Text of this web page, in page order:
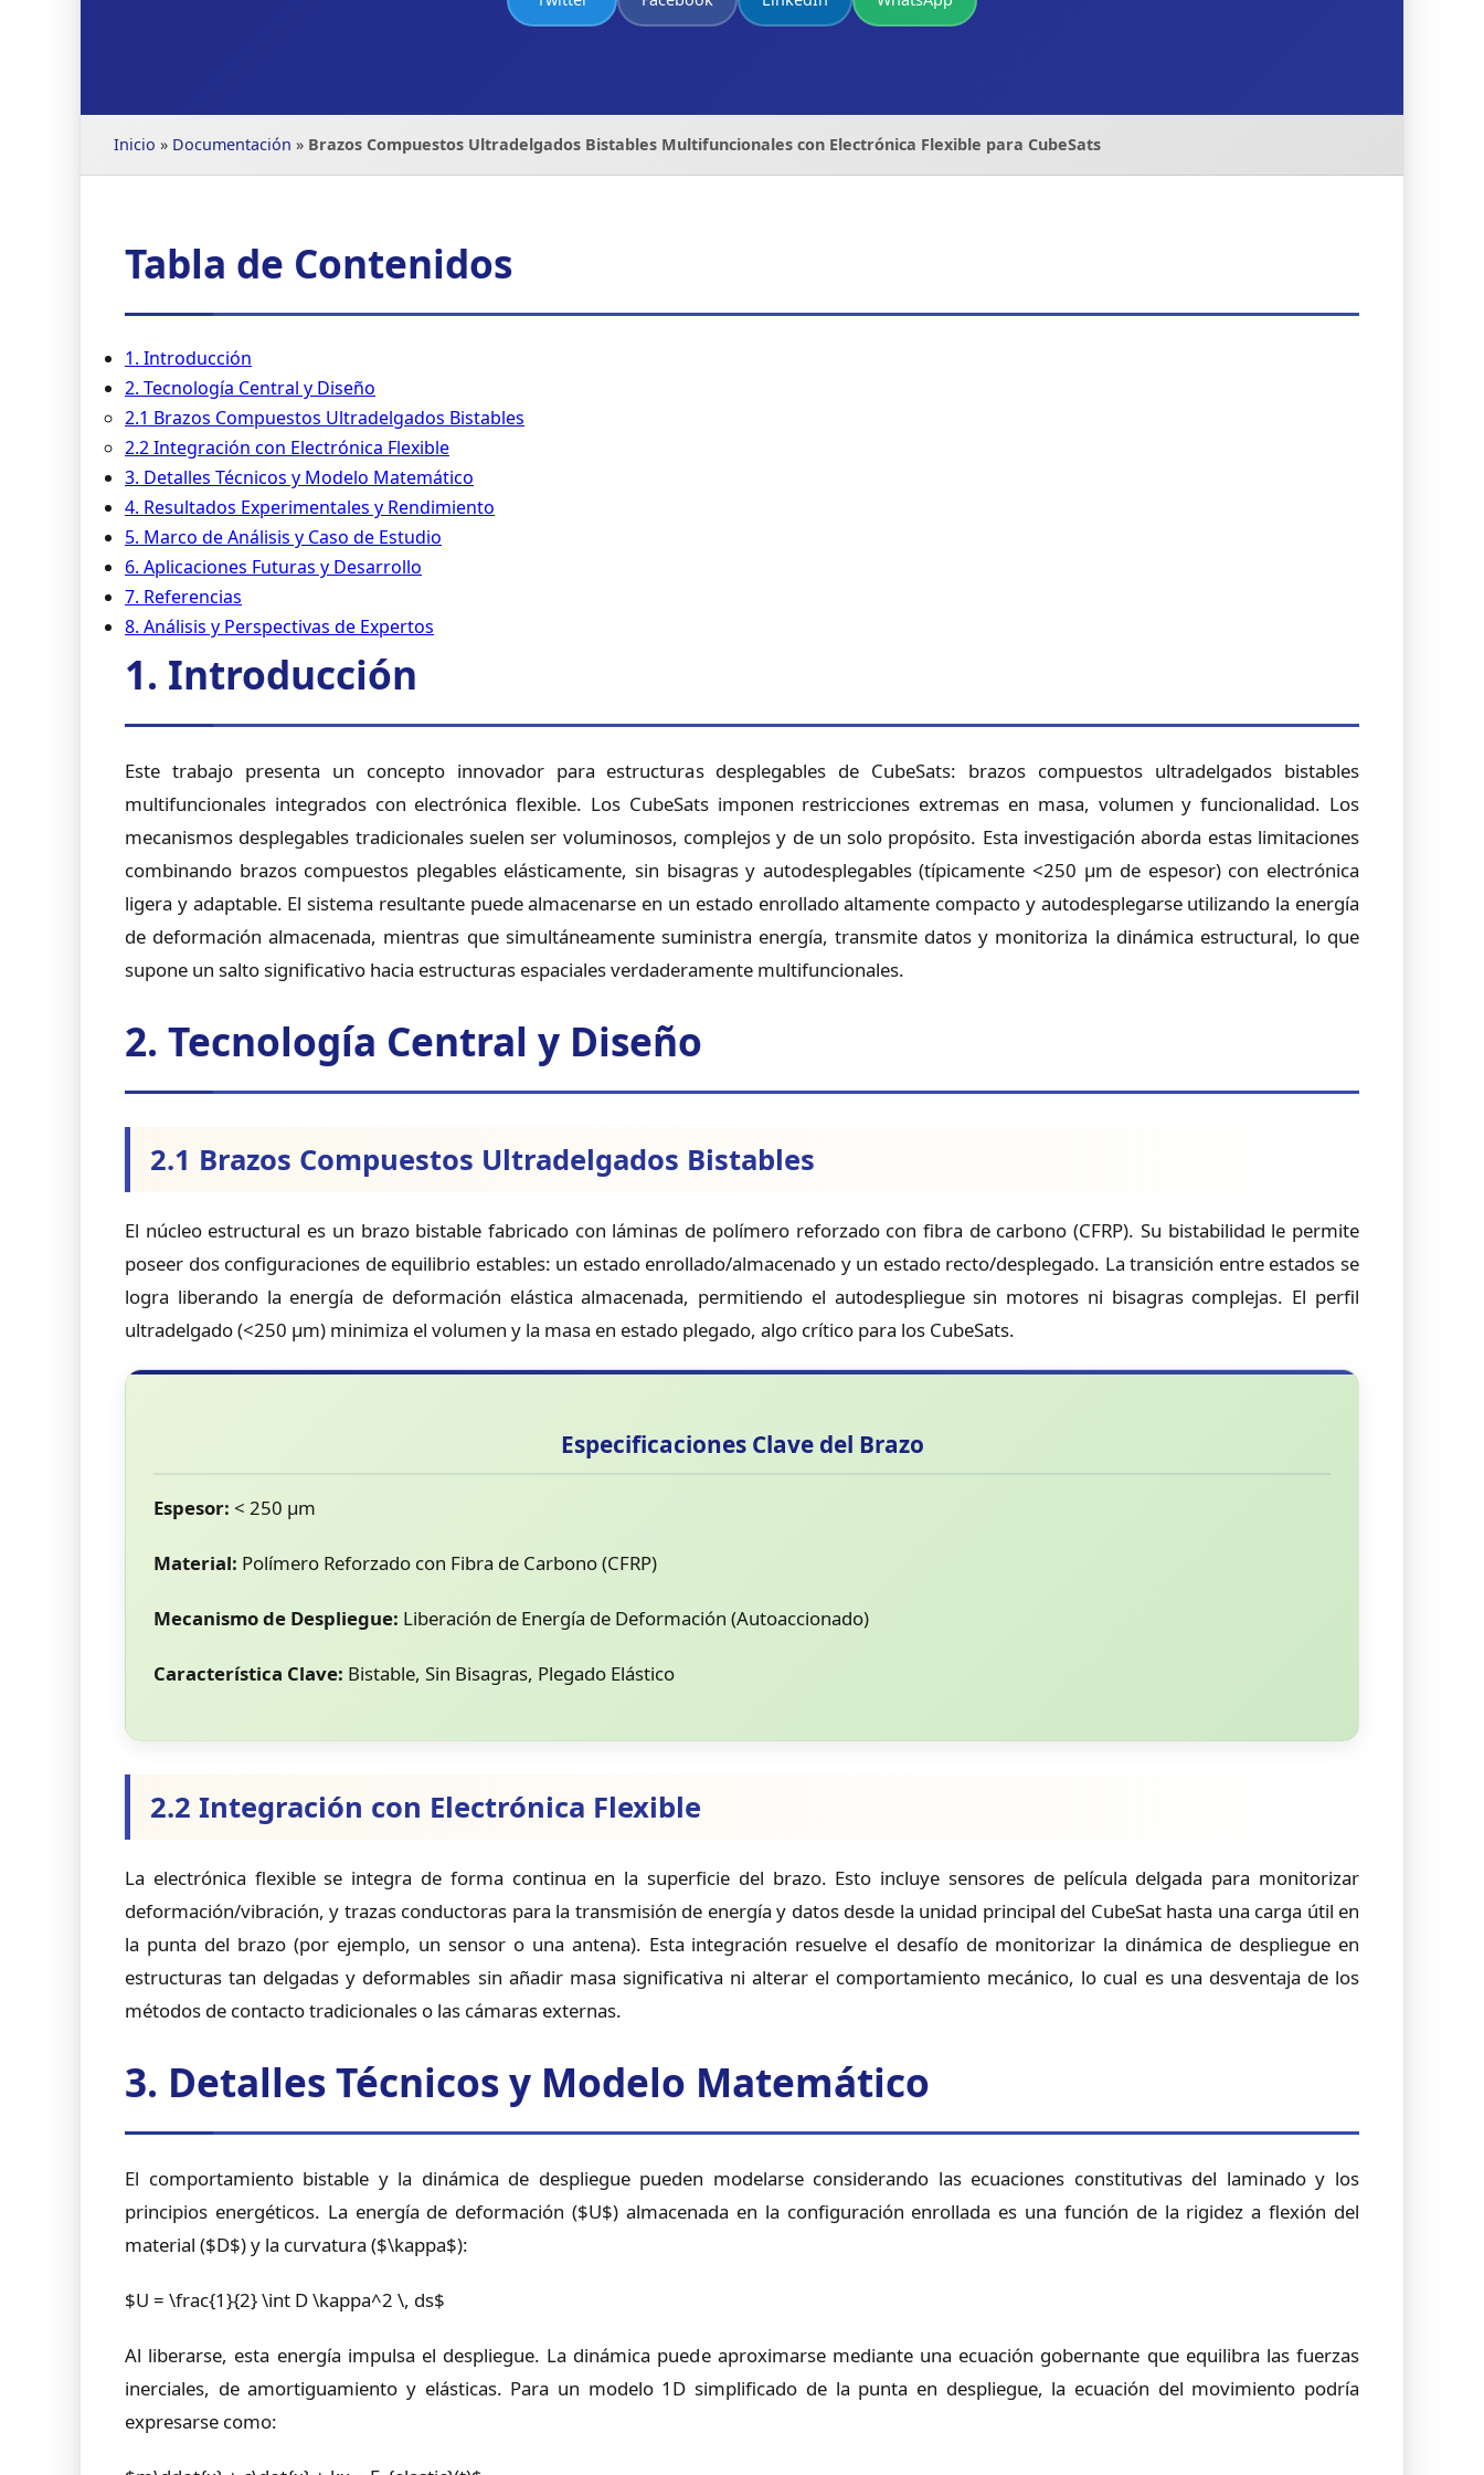
Inicio » Documentación » Brazos Compuestos Ultradelgados Bistables Multifuncionales con Electrónica Flexible para CubeSats
Tabla de Contenidos
1. Introducción
2. Tecnología Central y Diseño
2.1 Brazos Compuestos Ultradelgados Bistables
2.2 Integración con Electrónica Flexible
3. Detalles Técnicos y Modelo Matemático
4. Resultados Experimentales y Rendimiento
5. Marco de Análisis y Caso de Estudio
6. Aplicaciones Futuras y Desarrollo
7. Referencias
8. Análisis y Perspectivas de Expertos
1. Introducción
Este trabajo presenta un concepto innovador para estructuras desplegables de CubeSats: brazos compuestos ultradelgados bistables
multifuncionales integrados con electrónica flexible. Los CubeSats imponen restricciones extremas en masa, volumen y funcionalidad. Los
mecanismos desplegables tradicionales suelen ser voluminosos, complejos y de un solo propósito. Esta investigación aborda estas limitaciones
combinando brazos compuestos plegables elásticamente, sin bisagras y autodesplegables (típicamente <250 µm de espesor) con electrónica
ligera y adaptable. El sistema resultante puede almacenarse en un estado enrollado altamente compacto y autodesplegarse utilizando la energía
de deformación almacenada, mientras que simultáneamente suministra energía, transmite datos y monitoriza la dinámica estructural, lo que
supone un salto significativo hacia estructuras espaciales verdaderamente multifuncionales.
2. Tecnología Central y Diseño
2.1 Brazos Compuestos Ultradelgados Bistables
El núcleo estructural es un brazo bistable fabricado con láminas de polímero reforzado con fibra de carbono (CFRP). Su bistabilidad le permite
poseer dos configuraciones de equilibrio estables: un estado enrollado/almacenado y un estado recto/desplegado. La transición entre estados se
logra liberando la energía de deformación elástica almacenada, permitiendo el autodespliegue sin motores ni bisagras complejas. El perfil
ultradelgado (<250 µm) minimiza el volumen y la masa en estado plegado, algo crítico para los CubeSats.
Especificaciones Clave del Brazo
Espesor: < 250 µm
Material: Polímero Reforzado con Fibra de Carbono (CFRP)
Mecanismo de Despliegue: Liberación de Energía de Deformación (Autoaccionado)
Característica Clave: Bistable, Sin Bisagras, Plegado Elástico
2.2 Integración con Electrónica Flexible
La electrónica flexible se integra de forma continua en la superficie del brazo. Esto incluye sensores de película delgada para monitorizar
deformación/vibración, y trazas conductoras para la transmisión de energía y datos desde la unidad principal del CubeSat hasta una carga útil en
la punta del brazo (por ejemplo, un sensor o una antena). Esta integración resuelve el desafío de monitorizar la dinámica de despliegue en
estructuras tan delgadas y deformables sin añadir masa significativa ni alterar el comportamiento mecánico, lo cual es una desventaja de los
métodos de contacto tradicionales o las cámaras externas.
3. Detalles Técnicos y Modelo Matemático
El comportamiento bistable y la dinámica de despliegue pueden modelarse considerando las ecuaciones constitutivas del laminado y los
principios energéticos. La energía de deformación ($U$) almacenada en la configuración enrollada es una función de la rigidez a flexión del
material ($D$) y la curvatura ($\kappa$):
$U = \frac{1}{2} \int D \kappa^2 \, ds$
Al liberarse, esta energía impulsa el despliegue. La dinámica puede aproximarse mediante una ecuación gobernante que equilibra las fuerzas
inerciales, de amortiguamiento y elásticas. Para un modelo 1D simplificado de la punta en despliegue, la ecuación del movimiento podría
expresarse como: